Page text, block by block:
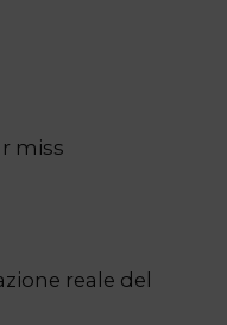
miss
reale del